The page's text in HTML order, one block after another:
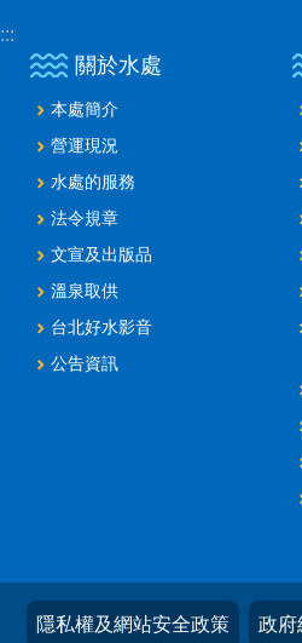
:::
關於水處
本處簡介
營運現況
水處的服務
法令規章
文宣及出版品
溫泉取供
台北好水影音
公告資訊
隱私權及網站安全政策 政府